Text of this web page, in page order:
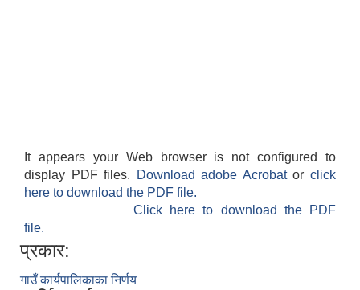
It appears your Web browser is not configured to
display PDF files.
Download adobe Acrobatorclick
here to download the PDF file.
Click here to download the PDF
file.
प्रकार:
गाउँ कार्यपालिकाका निर्णय